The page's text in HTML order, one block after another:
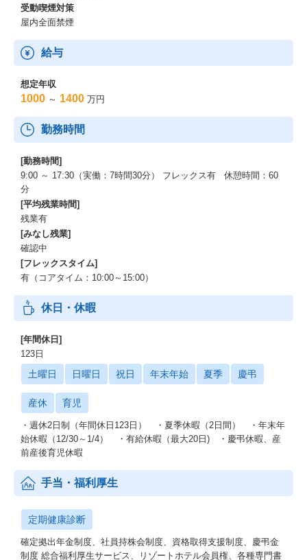
受動喫煙対策
屋内全面禁煙
給与
想定年収
1000 ～ 1400 万円
勤務時間
[勤務時間]
9:00 ～ 17:30（実働：7時間30分） フレックス有 休憩時間：60
分
[平均残業時間]
残業有
[みなし残業]
確認中
[フレックスタイム]
有（コアタイム：10:00～15:00）
休日・休暇
[年間休日]
123日
土曜日 日曜日 祝日 年末年始 夏季 慶弔
産休 育児
・週休2日制（年間休日123日） ・夏季休暇（2日間） ・年末年
始休暇（12/30～1/4） ・有給休暇（最大20日) ・慶弔休暇、産
前産後育児休暇
手当・福利厚生
定期健康診断
確定拠出年金制度、社員持株会制度、資格取得支援制度、慶弔金
制度 総合福利厚生サービス、リゾートホテル会員権、各種専門書